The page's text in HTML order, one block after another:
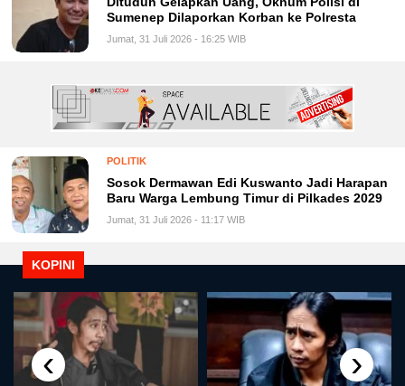
Sumenep Dilaporkan Korban ke Polresta
Jumat, 31 Juli 2026 - 16:25 WIB
POLITIK
Sosok Dermawan Edi Kuswanto Jadi Harapan
Baru Warga Lembung Timur di Pilkades 2029
Jumat, 31 Juli 2026 - 11:17 WIB
KOPINI
‹ ›